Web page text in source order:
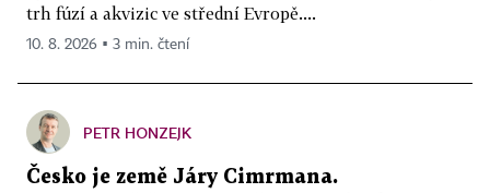
trh fúzí a akvizic ve střední Evropě....
10. 8. 2026 ▪ 3 min. čtení
PETR HONZEJK
Česko je země Járy Cimrmana.